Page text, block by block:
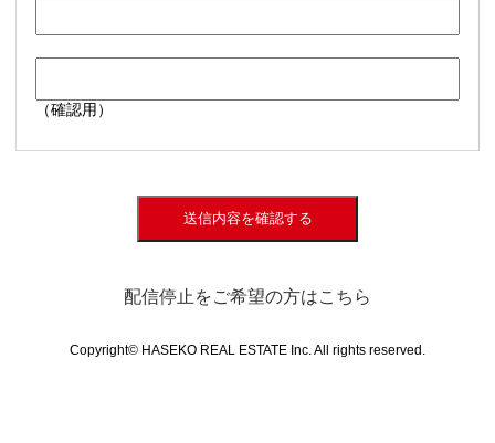
（確認用）
送信内容を確認する
配信停止をご希望の方はこちら
Copyright© HASEKO REAL ESTATE Inc. All rights reserved.